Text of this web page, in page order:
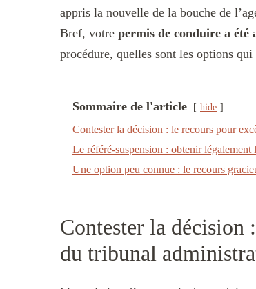
appris la nouvelle de la bouche de
Bref, votre permis de conduire a été
procédure, quelles sont les options
Sommaire de l'article hide
Contester la décision : le recours pour
Le référé-suspension : obtenir
Une option peu connue : le recours
Contester la décision
du tribunal